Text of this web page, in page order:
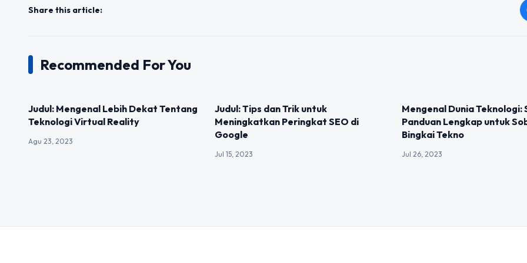
Share this article:
Recommended For You
Judul: Mengenal Lebih Dekat Tentang
Teknologi Virtual Reality
Agu 23, 2023
Judul: Tips dan Trik untuk
Meningkatkan Peringkat SEO di
Google
Jul 15, 2023
Mengenal Dunia Teknologi:
Panduan Lengkap untuk
Bingkai Tekno
Jul 26, 2023